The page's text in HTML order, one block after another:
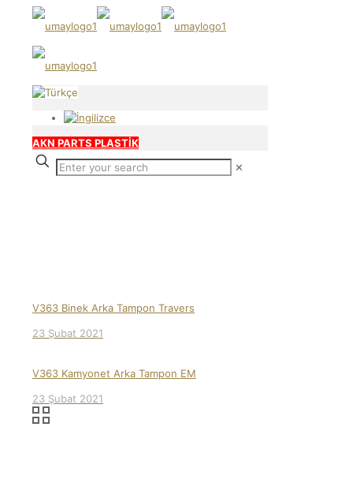
AKN PARTS PLASTİK
✕
V363 Binek Arka Tampon Travers
23 Şubat 2021
V363 Kamyonet Arka Tampon EM
23 Şubat 2021